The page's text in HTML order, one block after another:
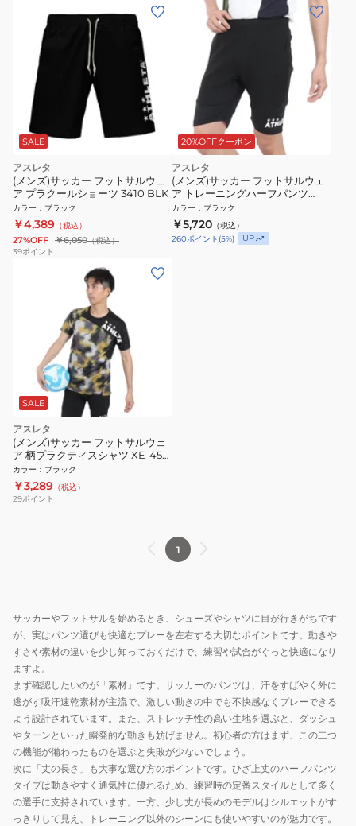
SALE
アスレタ
(メンズ)サッカー フットサルウェ
ア プラクールショーツ 3410 BLK
カラー ： ブラック
￥4,389 （税込）
27%OFF ￥6,050（税込）
39ポイント
20%OFFクーポン
アスレタ
(メンズ)サッカー フットサルウェ
ア トレーニングハーフパンツ
18026 BLK
カラー ： ブラック
￥5,720 （税込）
260ポイント (5%) UP
SALE
アスレタ
(メンズ)サッカー フットサルウェ
ア 柄プラクティスシャツ XE-450
BLK
カラー ： ブラック
￥3,289 （税込）
29ポイント
1
サッカーやフットサルを始めるとき、シューズやシャツに目が行きがちです
が、実はパンツ選びも快適なプレーを左右する大切なポイントです。動きや
すさや素材の違いを少し知っておくだけで、練習や試合がぐっと快適になり
ますよ。
まず確認したいのが「素材」です。サッカーのパンツは、汗をすばやく外に
逃がす吸汗速乾素材が主流で、激しい動きの中でも不快感なくプレーできる
よう設計されています。また、ストレッチ性の高い生地を選ぶと、ダッシュ
やターンといった瞬発的な動きも妨げません。初心者の方はまず、この二つ
の機能が備わったものを選ぶと失敗が少ないでしょう。
次に「丈の長さ」も大事な選び方のポイントです。ひざ上丈のハーフパンツ
タイプは動きやすく通気性に優れるため、練習時の定番スタイルとして多く
の選手に支持されています。一方、少し丈が長めのモデルはシルエットがす
っきりして見え、トレーニング以外のシーンにも使いやすいのが魅力です。